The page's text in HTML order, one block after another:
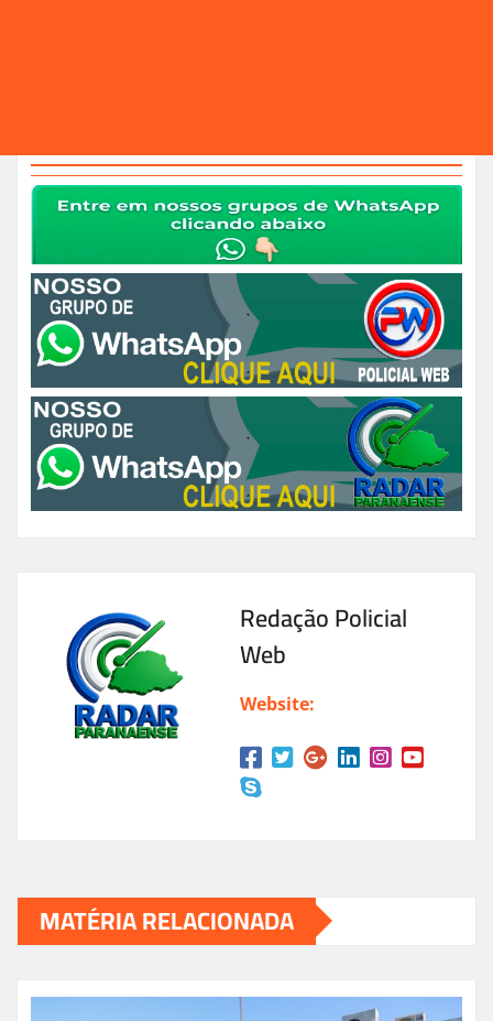
Redação Policial
Web
Website:
MATÉRIA RELACIONADA